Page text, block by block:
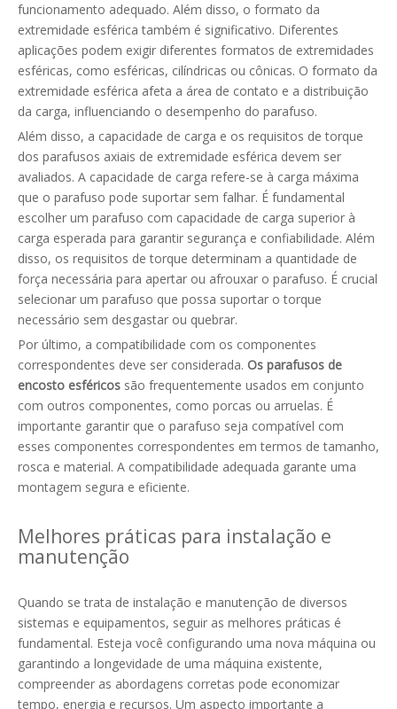
funcionamento adequado. Além disso, o formato da
extremidade esférica também é significativo. Diferentes
aplicações podem exigir diferentes formatos de extremidades
esféricas, como esféricas, cilíndricas ou cônicas. O formato da
extremidade esférica afeta a área de contato e a distribuição
da carga, influenciando o desempenho do parafuso.
Além disso, a capacidade de carga e os requisitos de torque
dos parafusos axiais de extremidade esférica devem ser
avaliados. A capacidade de carga refere-se à carga máxima
que o parafuso pode suportar sem falhar. É fundamental
escolher um parafuso com capacidade de carga superior à
carga esperada para garantir segurança e confiabilidade. Além
disso, os requisitos de torque determinam a quantidade de
força necessária para apertar ou afrouxar o parafuso. É crucial
selecionar um parafuso que possa suportar o torque
necessário sem desgastar ou quebrar.
Por último, a compatibilidade com os componentes
correspondentes deve ser considerada. Os parafusos de
encosto esféricos são frequentemente usados ​​em conjunto
com outros componentes, como porcas ou arruelas. É
importante garantir que o parafuso seja compatível com
esses componentes correspondentes em termos de tamanho,
rosca e material. A compatibilidade adequada garante uma
montagem segura e eficiente.
Melhores práticas para instalação e
manutenção
Quando se trata de instalação e manutenção de diversos
sistemas e equipamentos, seguir as melhores práticas é
fundamental. Esteja você configurando uma nova máquina ou
garantindo a longevidade de uma máquina existente,
compreender as abordagens corretas pode economizar
tempo, energia e recursos. Um aspecto importante a